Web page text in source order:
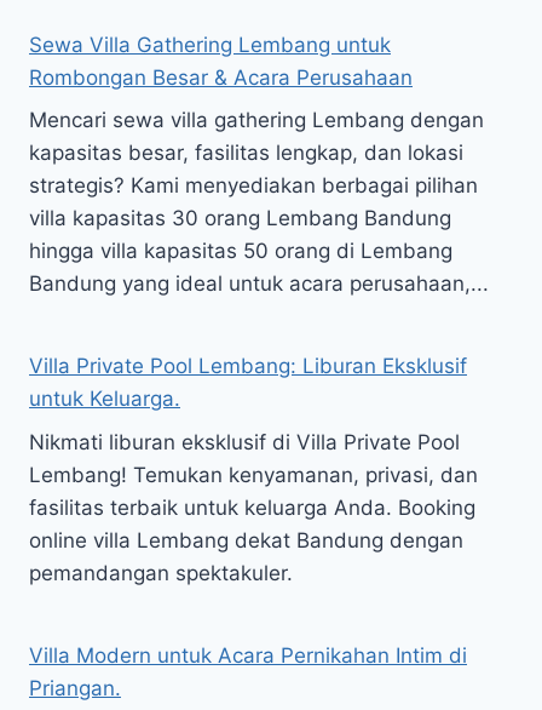
Sewa Villa Gathering Lembang untuk
Rombongan Besar & Acara Perusahaan
Mencari sewa villa gathering Lembang dengan
kapasitas besar, fasilitas lengkap, dan lokasi
strategis? Kami menyediakan berbagai pilihan
villa kapasitas 30 orang Lembang Bandung
hingga villa kapasitas 50 orang di Lembang
Bandung yang ideal untuk acara perusahaan,...
Villa Private Pool Lembang: Liburan Eksklusif
untuk Keluarga.
Nikmati liburan eksklusif di Villa Private Pool
Lembang! Temukan kenyamanan, privasi, dan
fasilitas terbaik untuk keluarga Anda. Booking
online villa Lembang dekat Bandung dengan
pemandangan spektakuler.
Villa Modern untuk Acara Pernikahan Intim di
Priangan.